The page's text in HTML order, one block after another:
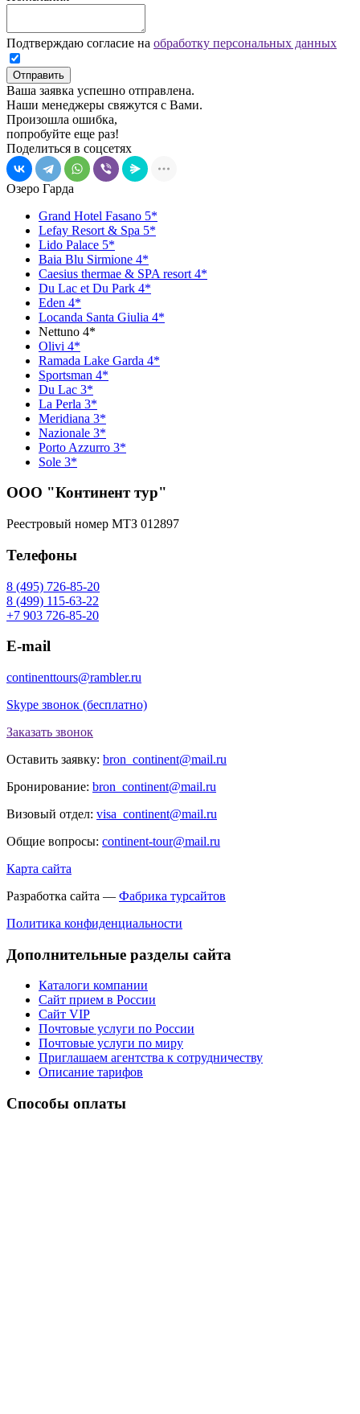
Подтверждаю согласие на обработку персональных данных
Отправить
Ваша заявка успешно отправлена.
Наши менеджеры свяжутся с Вами.
Произошла ошибка,
попробуйте еще раз!
Поделиться в соцсетях
Озеро Гарда
Grand Hotel Fasano 5*
Lefay Resort & Spa 5*
Lido Palace 5*
Baia Blu Sirmione 4*
Caesius thermae & SPA resort 4*
Du Lac et Du Park 4*
Eden 4*
Locanda Santa Giulia 4*
Nettuno 4*
Olivi 4*
Ramada Lake Garda 4*
Sportsman 4*
Du Lac 3*
La Perla 3*
Meridiana 3*
Nazionale 3*
Porto Azzurro 3*
Sole 3*
ООО "Континент тур"
Реестровый номер МТЗ 012897
Телефоны
8 (495) 726-85-20
8 (499) 115-63-22
+7 903 726-85-20
E-mail
continenttours@rambler.ru
Skype звонок (бесплатно)
Заказать звонок
Оставить заявку: bron_continent@mail.ru
Бронирование: bron_continent@mail.ru
Визовый отдел: visa_continent@mail.ru
Общие вопросы: continent-tour@mail.ru
Карта сайта
Разработка сайта — Фабрика турсайтов
Политика конфиденциальности
Дополнительные разделы сайта
Каталоги компании
Сайт прием в России
Сайт VIP
Почтовые услуги по России
Почтовые услуги по миру
Приглашаем агентства к сотрудничеству
Описание тарифов
Способы оплаты